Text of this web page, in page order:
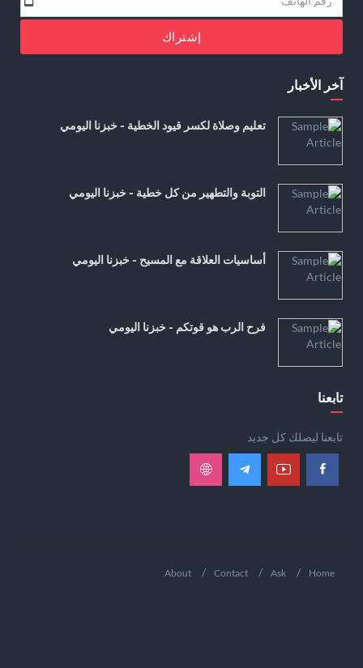
إشتراك
آخر الأخبار
تعليم وصلاة لكسر قيود الخطية - خبزنا اليومي
التوبة والتطهير من كل خطية - خبزنا اليومي
أساسيات العلاقة مع المسيح - خبزنا اليومي
فرح الرب هو قوتكم - خبزنا اليومي
تابعنا
تابعنا ليصلك كل جديد
Home
Ask
Contact
About